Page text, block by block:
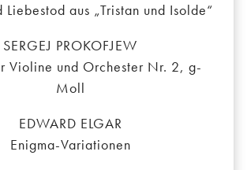
Liebestod aus „Tristan und Isolde“
SERGEJ PROKOFJEW
Violine und Orchester Nr. 2, g-
Moll
EDWARD ELGAR
Enigma-Variationen